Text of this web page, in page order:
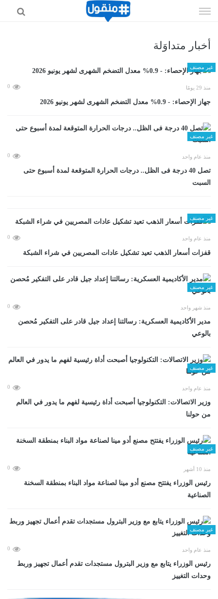
الى
أخبار متداوَلة
غير مصنف
منذ 29 يومًا 0
جهاز الإحصاء: - 0.9% معدل التضخم الشهرى لشهر يونيو 2026
غير مصنف
منذ عام واحد 0
تصل 40 درجة فى الظل.. درجات الحرارة المتوقعة لمدة أسبوع حتى
السبت
غير مصنف
منذ عام واحد 0
قفزات أسعار الذهب تعيد تشكيل عادات المصريين في شراء الشبكة
غير مصنف
منذ شهر واحد 0
مدير الأكاديمية العسكرية: رسالتنا إعداد جيل قادر على التفكير مُحصن
بالوعي
غير مصنف
منذ عام واحد 0
وزير الاتصالات: التكنولوجيا أصبحت أداة رئيسية لفهم ما يدور في العالم
من حولنا
غير مصنف
منذ 10 أشهر 0
رئيس الوزراء يفتتح مصنع أدو مينا لصناعة مواد البناء بمنطقة السخنة
الصناعية
غير مصنف
منذ عام واحد 0
رئيس الوزراء يتابع مع وزير البترول مستجدات تقدم أعمال تجهيز وربط
وحدات التغييز